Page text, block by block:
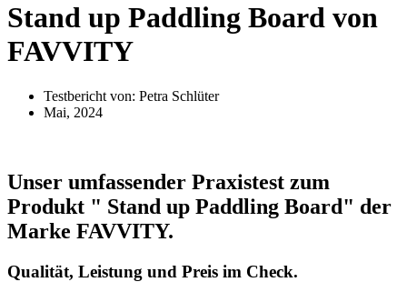
Stand up Paddling Board von
FAVVITY
Testbericht von: Petra Schlüter
Mai, 2024
Unser umfassender Praxistest zum
Produkt " Stand up Paddling Board" der
Marke FAVVITY.
Qualität, Leistung und Preis im Check.